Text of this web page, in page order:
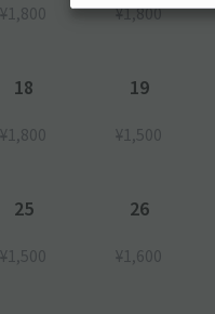
¥1,800 ¥1,800
18
¥1,800
19
¥1,500
25
¥1,500
26
¥1,600